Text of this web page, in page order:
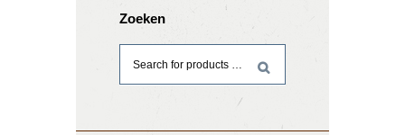
Zoeken